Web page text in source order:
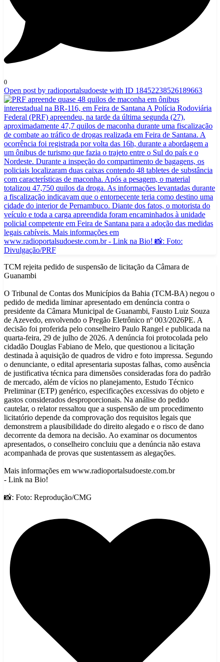
0
Open post by radioportalsudoeste with ID 18452238526189663
TCM rejeita pedido de suspensão de licitação da Câmara de
Guanambi
O Tribunal de Contas dos Municípios da Bahia (TCM-BA) negou o
pedido de medida liminar apresentado em denúncia contra o
presidente da Câmara Municipal de Guanambi, Fausto Luiz Souza
de Azevedo, envolvendo o Pregão Eletrônico nº 003/2026PE. A
decisão foi proferida pelo conselheiro Paulo Rangel e publicada na
quarta-feira, 29 de julho de 2026. A denúncia foi protocolada pelo
cidadão Douglas Fabiano de Melo, que questionou a licitação
destinada à aquisição de quadros de vidro e foto impressa. Segundo
o denunciante, o edital apresentaria supostas falhas, como ausência
de justificativa técnica para dimensões consideradas fora do padrão
de mercado, além de vícios no planejamento, Estudo Técnico
Preliminar (ETP) genérico, especificações excessivas do objeto e
gastos considerados desproporcionais. Na análise do pedido
cautelar, o relator ressaltou que a suspensão de um procedimento
licitatório depende da comprovação dos requisitos legais que
demonstrem a plausibilidade do direito alegado e o risco de dano
decorrente da demora na decisão. Ao examinar os documentos
apresentados, o conselheiro concluiu que a denúncia não estava
acompanhada de provas que sustentassem as alegações.
Mais informações em www.radioportalsudoeste.com.br
- Link na Bio!
📸: Foto: Reprodução/CMG